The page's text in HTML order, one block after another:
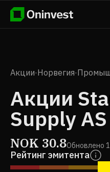
Акции·Норвегия·
Акции
Supply AS
NOK 30.8Обновлено
Рейтинг эмитента